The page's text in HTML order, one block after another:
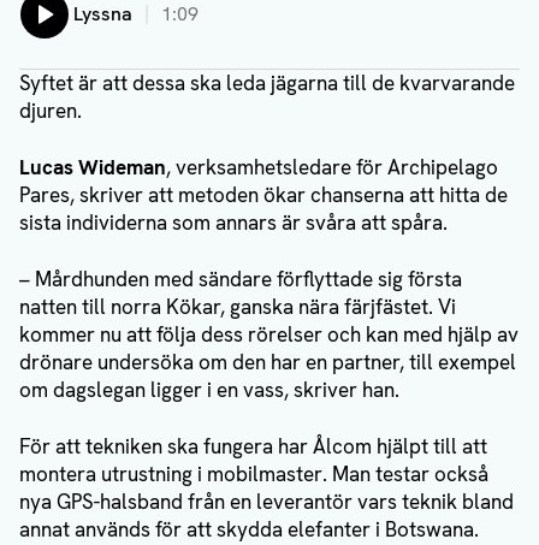
Lyssna 1:09
Syftet är att dessa ska leda jägarna till de kvarvarande
djuren.
Lucas Wideman, verksamhetsledare för Archipelago
Pares, skriver att metoden ökar chanserna att hitta de
sista individerna som annars är svåra att spåra.
– Mårdhunden med sändare förflyttade sig första
natten till norra Kökar, ganska nära färjfästet. Vi
kommer nu att följa dess rörelser och kan med hjälp av
drönare undersöka om den har en partner, till exempel
om dagslegan ligger i en vass, skriver han.
För att tekniken ska fungera har Ålcom hjälpt till att
montera utrustning i mobilmaster. Man testar också
nya GPS-halsband från en leverantör vars teknik bland
annat används för att skydda elefanter i Botswana.